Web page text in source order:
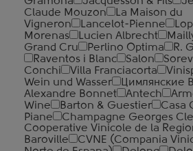
Claude Mouzon
La Maison du
Vigneron
Lancelot-Pienne
Morenas
Lucien Albrecht
Grand Cru
Perlino Optima
R.
Raventos i Blanc
Salon
Conchi
Villa Franciacorta
Wein und Wasser
Цимлянские
Alexandre Bonnet
Antech
Wine
Barton & Guestier
Casa
Piane
Champagne Georges
Cooperative Vinicole de la
Baroville
CVNE (Compania